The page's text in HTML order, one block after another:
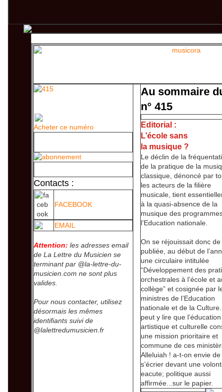
Acheter ce numéro
Contacts :
FACEBOOK
EMAIL
Attention: les adresses email
de La Lettre du Musicien se
terminant par @la-lettre-du-
musicien.com ne sont plus
valides.
Pour nous contacter, utilisez
désormais les mêmes
identifiants suivi de
@lalettredumusicien.fr
Au sommaire
n° 415
Editorial :
L’école sans
la musique ?
Le déclin de la
de la pratique de la
classique, dénoncé par
les acteurs de la filière
musicale, tient
à la quasi-absence de la
musique des
l’Education nationale.
On se réjouissait donc de
publiée, au début de
une circulaire intitulée
“Développement des
orchestrales à l’école et
collège” et cosignée par
ministres de l’Education
nationale et de la
peut y lire que l’éducation
artistique et culturelle
une mission prioritaire et
commune de ces
Alleluiah ! a-t-on envie de
s’écrier devant une
eacute; politique aussi
affirmée...sur le papier.